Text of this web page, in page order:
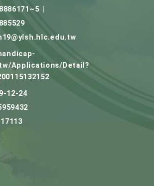
Applications/Detail?
12-24
17113